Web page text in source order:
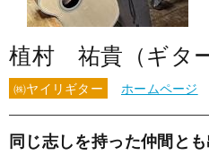
植村 祐貴（ギタ
㈱ヤイリギター ホームページ
同じ志しを持った仲間とも